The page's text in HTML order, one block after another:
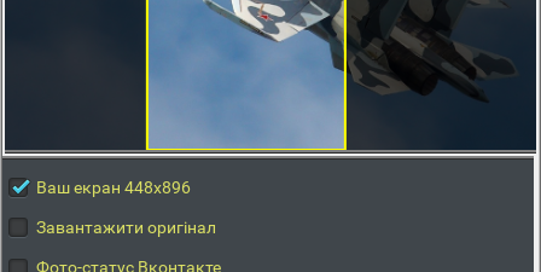
Ваш екран 448x896
Завантажити оригінал
Фото-статус Вконтакте